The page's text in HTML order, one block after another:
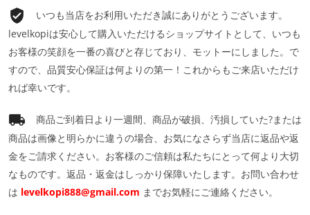
いつも当店をお利用いただき誠にありがとうございます。
levelkopiは安心して購入いただけるショップサイトとして、いつも
お客様の笑顔を一番の喜びと存じており、モットーにしました。で
すので、品質安心保証は何よりの第一！これからもご来店いただけ
れば幸いです。
商品ご到着日より一週間、商品が破損、汚損していた?または
商品は画像と明らかに違うの場合、お気になさらず当店に返品や返
金をご請求ください。お客様のご信頼は私たちにとって何より大切
なものです。返品・返金はしっかり保障いたします。お問い合わせ
は levelkopi888@gmail.com までお気軽にご連絡ください。